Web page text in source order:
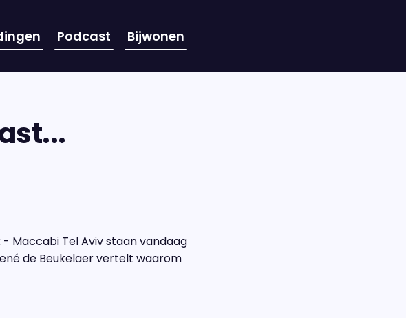
Podcast Bijwonen
Maccabi Tel Aviv staan vandaag
de Beukelaer vertelt waarom